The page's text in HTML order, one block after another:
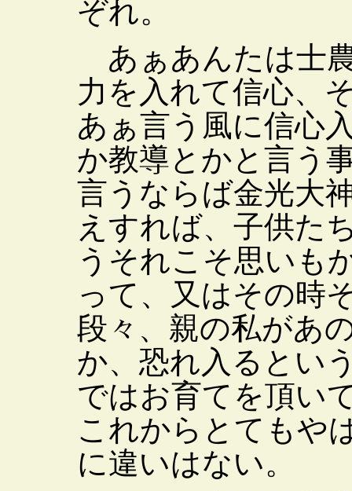
ぞれ。
あぁあんたは士
力を入れて信心、
あぁ言う風に信心
か教導とかと言う
言うならば金光大
えすれば、子供た
うそれこそ思いも
って、又はその時
段々、親の私があ
か、恐れ入るとい
ではお育てを頂い
これからとてもや
に違いはない。